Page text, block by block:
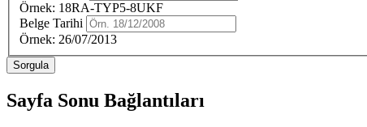
Örnek: 18RA-TYP5-8UKF
Belge Tarihi
Örnek: 26/07/2013
Sayfa Sonu Bağlantıları